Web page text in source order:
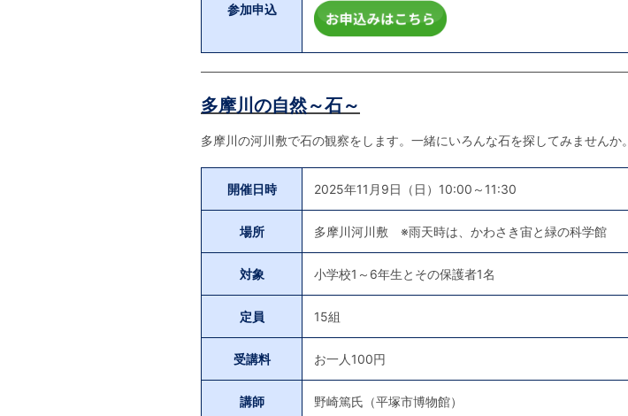
参加申込
多摩川の自然～石～
多摩川の河川敷で石の観察をします。一緒にいろんな石を探してみませんか。
開催日時 2025年11月9日（日）10:00～11:30
場所 多摩川河川敷 ※雨天時は、かわさき宙と緑の科学館
対象 小学校1～6年生とその保護者1名
定員 15組
受講料 お一人100円
講師 野崎篤氏（平塚市博物館）